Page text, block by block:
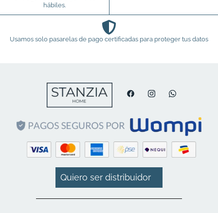
hábiles.
Usamos solo pasarelas de pago certificadas para proteger tus datos
Quiero ser distribuidor